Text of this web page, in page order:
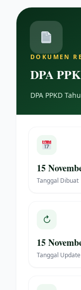
DOKUMEN
DPA
DPA PPKD
15
Tanggal Dibuat
↻
15
Tanggal Update